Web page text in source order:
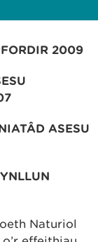
2009
ASESU
Naturiol